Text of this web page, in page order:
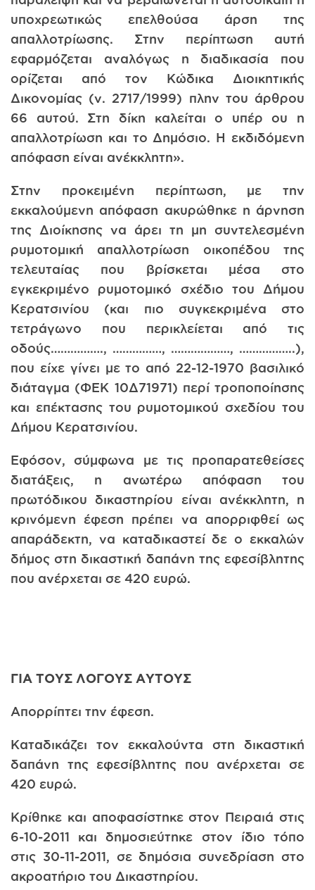
υποχρεωτικώς επελθούσα άρση της
απαλλοτρίωσης. Στην περίπτωση αυτή
εφαρμόζεται αναλόγως η διαδικασία που
ορίζεται από τον Κώδικα Διοικητικής
Δικονομίας (ν. 2717/1999) πλην του άρθρου
66 αυτού. Στη δίκη καλείται ο υπέρ ου η
απαλλοτρίωση και το Δημόσιο. Η εκδιδόμενη
απόφαση είναι ανέκκλητη».
Στην προκειμένη περίπτωση, με την
εκκαλούμενη απόφαση ακυρώθηκε η άρνηση
της Διοίκησης να άρει τη μη συντελεσμένη
ρυμοτομική απαλλοτρίωση οικοπέδου της
τελευταίας που βρίσκεται μέσα στο
εγκεκριμένο ρυμοτομικό σχέδιο του Δήμου
Κερατσινίου (και πιο συγκεκριμένα στο
τετράγωνο που περικλείεται από τις
οδούς……………., ……………, ………………, ……………..),
που είχε γίνει με το από 22-12-1970 βασιλικό
διάταγμα (ΦΕΚ 10Δ71971) περί τροποποίησης
και επέκτασης του ρυμοτομικού σχεδίου του
Δήμου Κερατσινίου.
Εφόσον, σύμφωνα με τις προπαρατεθείσες
διατάξεις, η ανωτέρω απόφαση του
πρωτόδικου δικαστηρίου είναι ανέκκλητη, η
κρινόμενη έφεση πρέπει να απορριφθεί ως
απαράδεκτη, να καταδικαστεί δε ο εκκαλών
δήμος στη δικαστική δαπάνη της εφεσίβλητης
που ανέρχεται σε 420 ευρώ.
ΓΙΑ ΤΟΥΣ ΛΟΓΟΥΣ ΑΥΤΟΥΣ
Απορρίπτει την έφεση.
Καταδικάζει τον εκκαλούντα στη δικαστική
δαπάνη της εφεσίβλητης που ανέρχεται σε
420 ευρώ.
Κρίθηκε και αποφασίστηκε στον Πειραιά στις
6-10-2011 και δημοσιεύτηκε στον ίδιο τόπο
στις 30-11-2011, σε δημόσια συνεδρίαση στο
ακροατήριο του Δικαστηρίου.